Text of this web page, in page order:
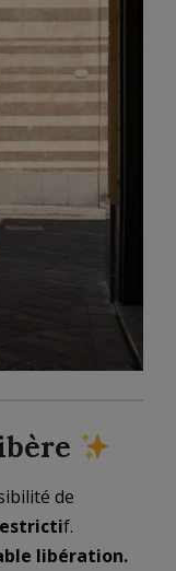
de
f.
libération.